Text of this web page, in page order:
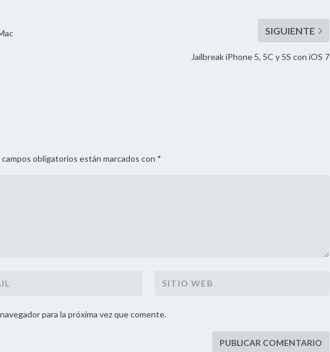
Jailbreak iPhone 5, 5C y 5S con iOS 7
obligatorios están marcados con *
para la próxima vez que comente.